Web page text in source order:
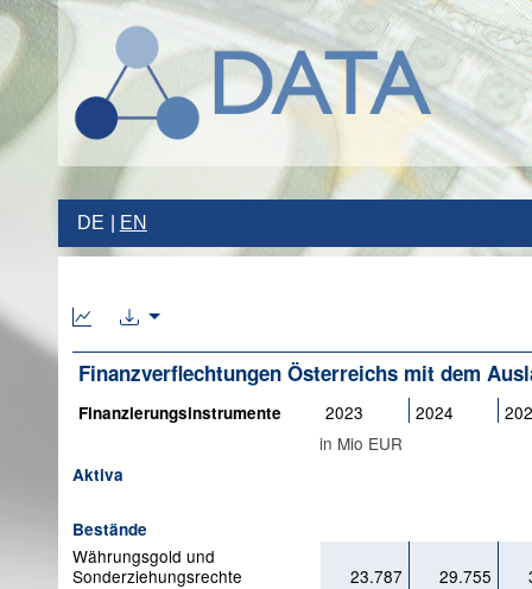
DE EN
Finanzverflechtungen Österreichs mit dem
Finanzierungsinstrumente 2023 2024
in Mio EUR
Aktiva
Bestände
Währungsgold und
Sonderziehungsrechte
23.787 29.755